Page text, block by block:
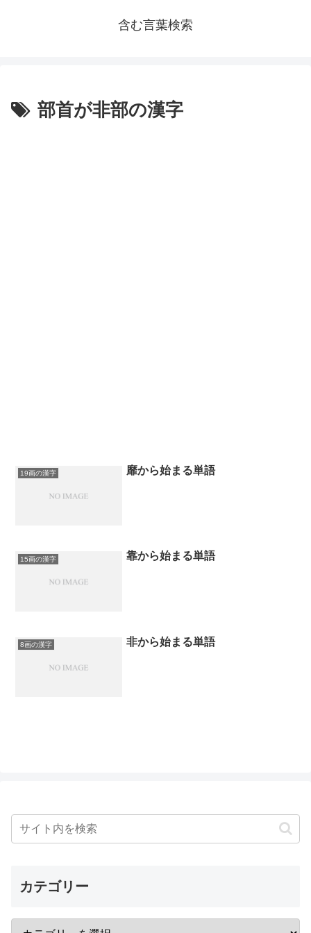
含む言葉検索
部首が非部の漢字
19画の漢字 靡から始まる単語
15画の漢字 靠から始まる単語
8画の漢字 非から始まる単語
カテゴリー